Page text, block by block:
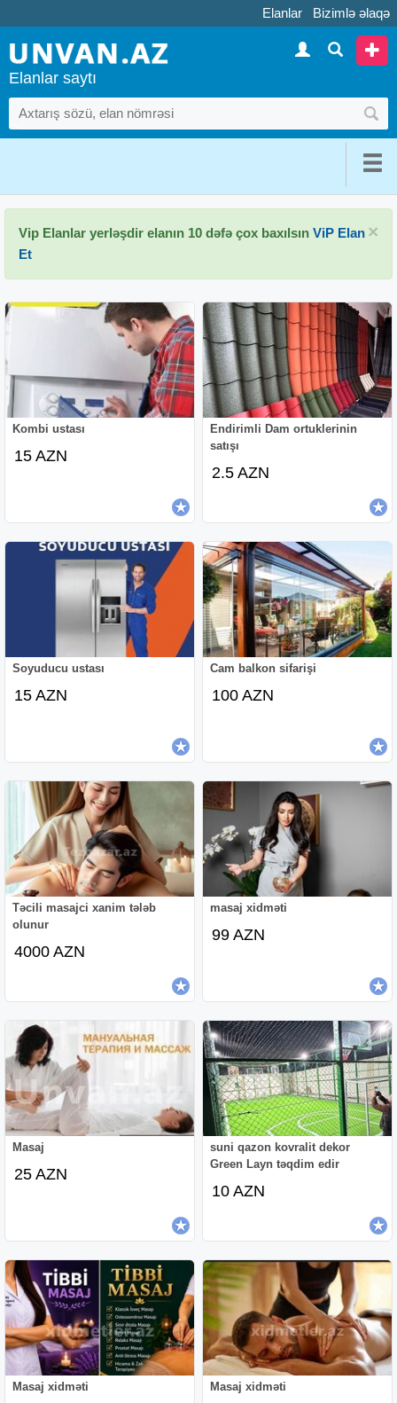
Elanlar Bizimlə əlaqə
Elanlar saytı
×
Vip Elanlar yerləşdir elanın 10 dəfə çox baxılsın ViP Elan
Et
Kombi ustası
15 AZN
Endirimli Dam ortuklerinin
satışı
2.5 AZN
Soyuducu ustası
15 AZN
Cam balkon sifarişi
100 AZN
Təcili masajci xanim tələb
olunur
4000 AZN
masaj xidməti
99 AZN
Masaj
25 AZN
suni qazon kovralit dekor
Green Layn təqdim edir
10 AZN
Masaj xidməti Masaj xidməti